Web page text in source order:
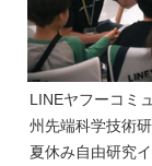
LINEヤフーコミ
州先端科学技術
夏休み自由研究